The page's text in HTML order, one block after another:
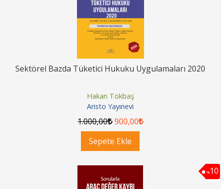
Sektörel Bazda Tüketici Hukuku Uygulamaları 2020
Hakan Tokbaş
Aristo Yayınevi
1.000,00 900,00
Sepete Ekle
%10